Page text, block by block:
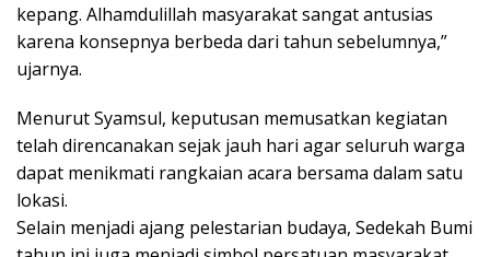
kepang. Alhamdulillah masyarakat sangat antusias
karena konsepnya berbeda dari tahun sebelumnya,”
ujarnya.
Menurut Syamsul, keputusan memusatkan kegiatan
telah direncanakan sejak jauh hari agar seluruh warga
dapat menikmati rangkaian acara bersama dalam satu
lokasi.
Selain menjadi ajang pelestarian budaya, Sedekah Bumi